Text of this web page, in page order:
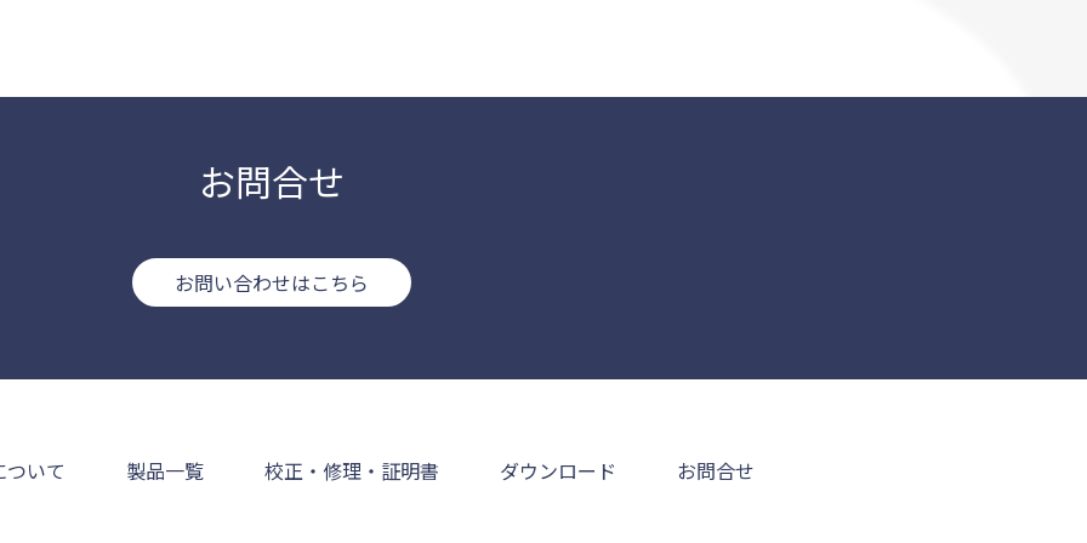
お問合せ
お問い合わせはこちら
ついて 製品一覧 校正・修理・証明書 ダウンロード お問合せ